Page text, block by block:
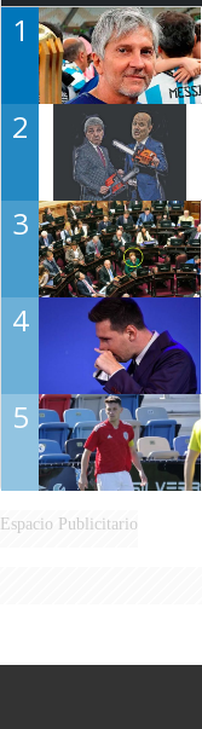
1
2
3
4
5
Espacio Publicitario